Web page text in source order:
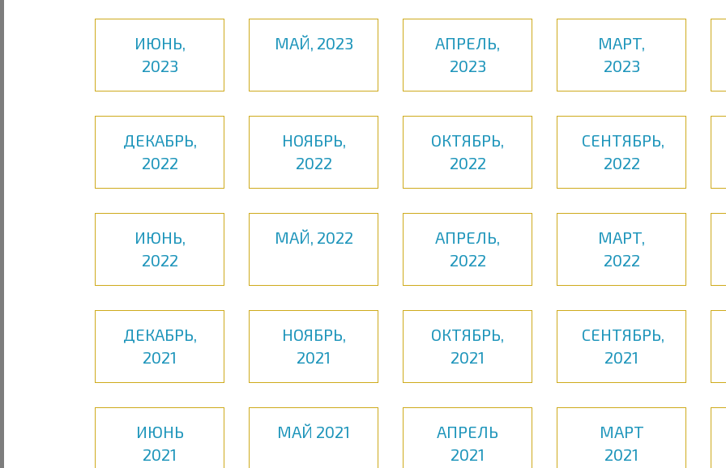
ИЮНЬ,
2023
МАЙ, 2023
АПРЕЛЬ,
2023
МАРТ,
2023
ДЕКАБРЬ,
2022
НОЯБРЬ,
2022
ОКТЯБРЬ,
2022
СЕНТЯБРЬ,
2022
ИЮНЬ,
2022
МАЙ, 2022
АПРЕЛЬ,
2022
МАРТ,
2022
ДЕКАБРЬ,
2021
НОЯБРЬ,
2021
ОКТЯБРЬ,
2021
СЕНТЯБРЬ,
2021
ИЮНЬ
2021
МАЙ 2021
АПРЕЛЬ
2021
МАРТ
2021